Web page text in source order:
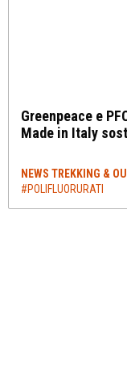
Greenpeace e
Made in Italy
NEWS TREKKING &
#POLIFLUORURATI